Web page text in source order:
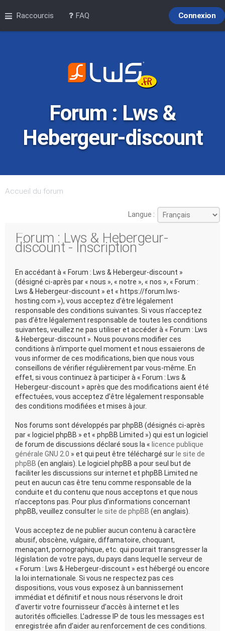
Raccourcis FAQ Connexion
Forum : Lws &
Hebergeur-discount
Accueil du forum
Langue :
Forum : Lws & Hebergeur-
discount - Inscription
En accédant à « Forum : Lws & Hebergeur-discount »
(désigné ci-après par « nous », « notre », « nos », « Forum :
Lws & Hebergeur-discount » et « https://forum.lws-
hosting.com »), vous acceptez d’être légalement
responsable des conditions suivantes. Si vous n’acceptez
pas d’être légalement responsable de toutes les conditions
suivantes, veuillez ne pas utiliser et accéder à « Forum : Lws
& Hebergeur-discount ». Nous pouvons modifier ces
conditions à n’importe quel moment et nous essaierons de
vous informer de ces modifications, bien que nous vous
conseillons de vérifier régulièrement par vous-même. En
effet, si vous continuez à participer à « Forum : Lws &
Hebergeur-discount » après que des modifications aient été
effectuées, vous acceptez d’être légalement responsable
des conditions modifiées et mises à jour.
Nos forums sont développés par phpBB (désignés ci-après
par « logiciel phpBB » et « phpBB Limited ») qui est un logiciel
de forum de discussions déclaré sous la « licence publique
générale GNU 2.0 » et qui peut être téléchargé sur le site de
phpBB (en anglais). Le logiciel phpBB a pour seul but de
faciliter les discussions sur internet et phpBB Limited ne
peut en aucun cas être tenu comme responsable de la
conduite et du contenu que nous acceptons et que nous
n’acceptons pas. Pour plus d’informations concernant
phpBB, veuillez consulter le site de phpBB (en anglais).
Vous acceptez de ne publier aucun contenu à caractère
abusif, obscène, vulgaire, diffamatoire, choquant,
menaçant, pornographique, etc. qui pourrait transgresser la
législation de votre pays, du pays dans lequel le serveur de
« Forum : Lws & Hebergeur-discount » est hébergé ou encore
la loi internationale. Si vous ne respectez pas ces
dispositions, vous vous exposez à un bannissement
immédiat et définitif et nous nous réservons le droit
d’avertir votre fournisseur d’accès à internet et les
autorités officielles. L’adresse IP de tous les messages est
enregistrée afin d’aider au renforcement de ces conditions.